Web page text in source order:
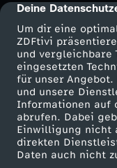
cmp-dialog-
Deine
Um dir eine
ZDFtivi
und vergleichbare
eingesetzten
für unser
und unsere
Informationen auf
abrufen. Dabei
Einwilligung nicht
direkten
Daten auch nicht
c
h
d
i
e
Mehr ZDF
ZDF-Apps
Smart TV
ZDFtext